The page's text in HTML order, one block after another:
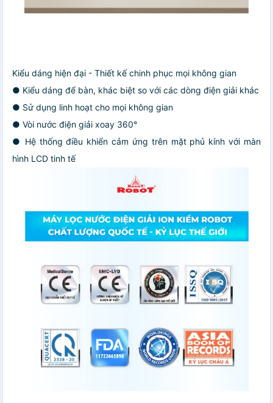
Kiểu dáng hiện đại - Thiết kế chinh phục mọi không gian
● Kiểu dáng để bàn, khác biệt so với các dòng điện giải khác
● Sử dụng linh hoạt cho mọi không gian
● Vòi nước điện giải xoay 360°
● Hệ thống điều khiển cảm ứng trên mặt phủ kính với màn
hình LCD tinh tế